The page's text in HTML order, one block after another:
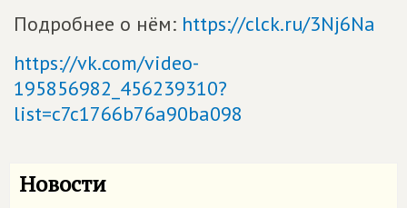
Подробнее о нём: https://clck.ru/3Nj6Na
https://vk.com/video-
195856982_456239310?
list=c7c1766b76a90ba098
Новости